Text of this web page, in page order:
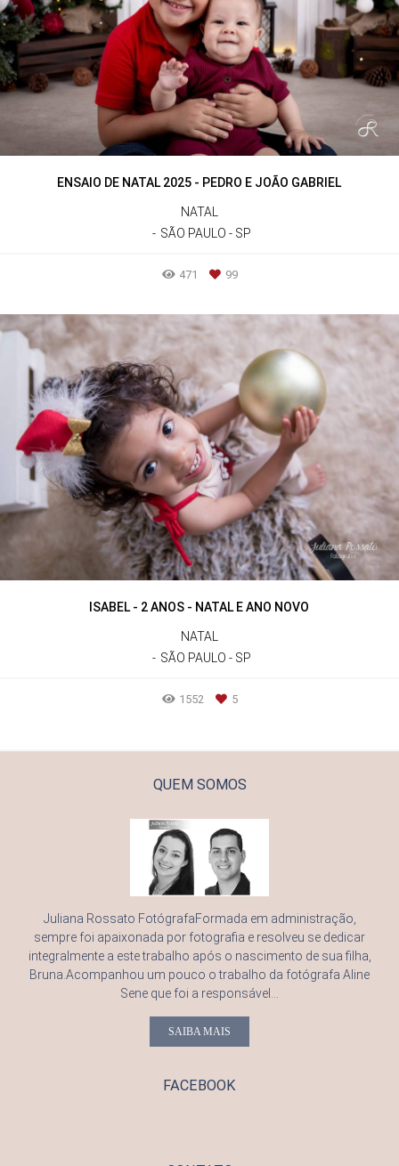
ENSAIO DE NATAL 2025 - PEDRO E JOÃO GABRIEL
NATAL
SÃO PAULO - SP
471 99
ISABEL - 2 ANOS - NATAL E ANO NOVO
NATAL
SÃO PAULO - SP
1552 5
QUEM SOMOS
Juliana Rossato FotógrafaFormada em administração,
sempre foi apaixonada por fotografia e resolveu se dedicar
integralmente a este trabalho após o nascimento de sua filha,
Bruna.Acompanhou um pouco o trabalho da fotógrafa Aline
Sene que foi a responsável...
SAIBA MAIS
FACEBOOK